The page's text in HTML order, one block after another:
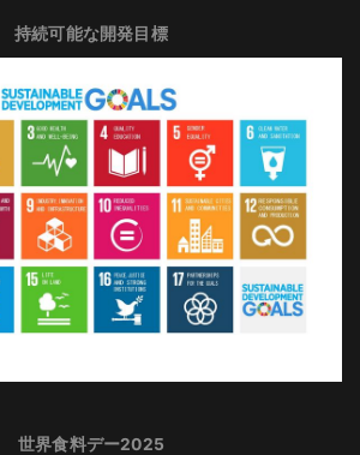
持続可能な開発目標
世界食料デー2025